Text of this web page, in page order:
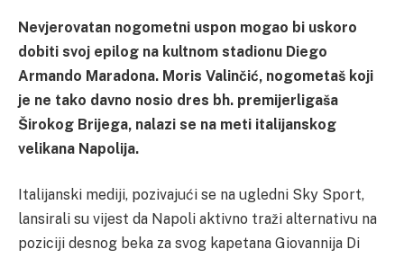
Nevjerovatan nogometni uspon mogao bi uskoro
dobiti svoj epilog na kultnom stadionu Diego
Armando Maradona. Moris Valinčić, nogometaš koji
je ne tako davno nosio dres bh. premijerligaša
Širokog Brijega, nalazi se na meti italijanskog
velikana Napolija.
Italijanski mediji, pozivajući se na ugledni Sky Sport,
lansirali su vijest da Napoli aktivno traži alternativu na
poziciji desnog beka za svog kapetana Giovannija Di